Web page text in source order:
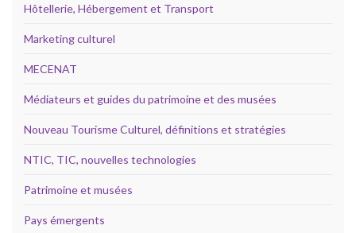
Hôtellerie, Hébergement et Transport
Marketing culturel
MECENAT
Médiateurs et guides du patrimoine et des musées
Nouveau Tourisme Culturel, définitions et stratégies
NTIC, TIC, nouvelles technologies
Patrimoine et musées
Pays émergents